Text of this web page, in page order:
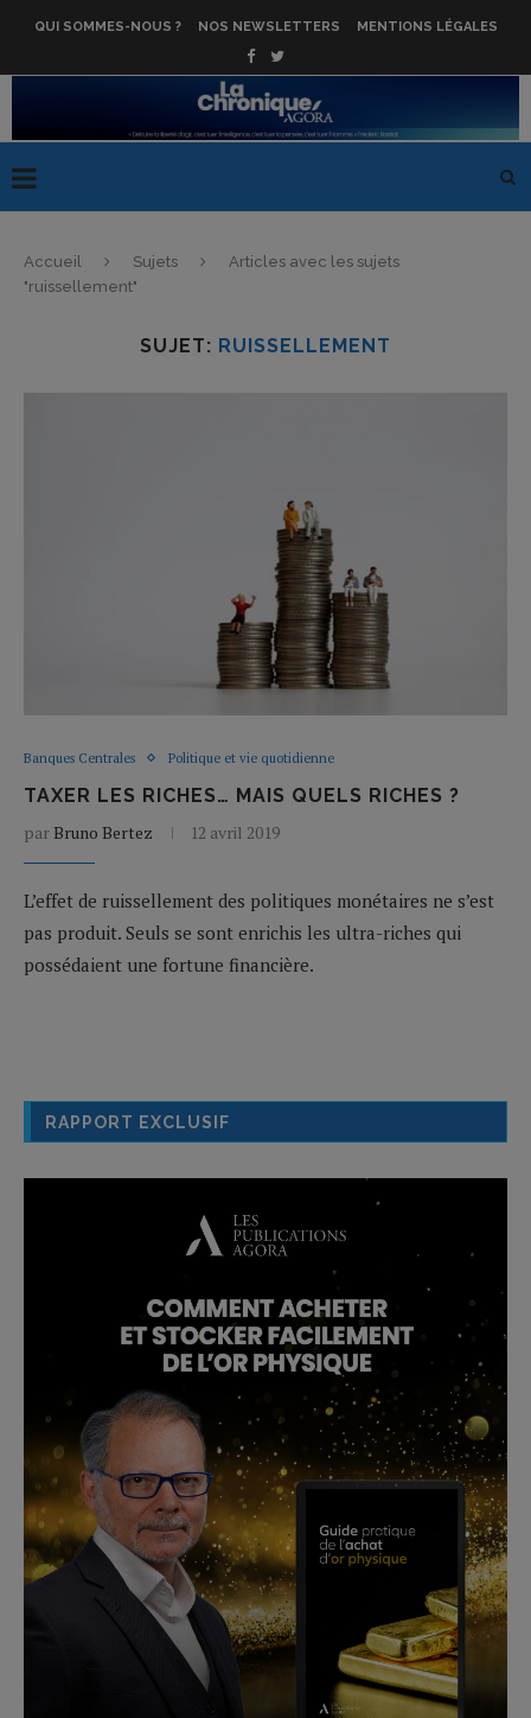
QUI SOMMES-NOUS ? NOS NEWSLETTERS MENTIONS LÉGALES
Accueil Sujets
Articles avec les sujets
"ruissellement"
SUJET: RUISSELLEMENT
Banques Centrales Politique et vie quotidienne
TAXER LES RICHES… MAIS QUELS RICHES ?
par Bruno Bertez 12 avril 2019
L’effet de ruissellement des politiques monétaires ne s’est
pas produit. Seuls se sont enrichis les ultra-riches qui
possédaient une fortune financière.
RAPPORT EXCLUSIF